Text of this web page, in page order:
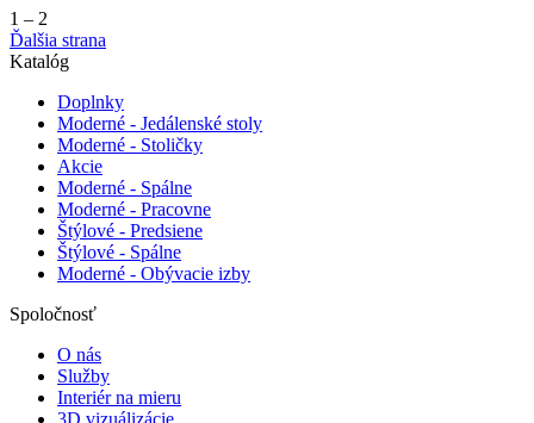
1 – 2
Ďalšia strana
Katalóg
Doplnky
Moderné - Jedálenské stoly
Moderné - Stoličky
Akcie
Moderné - Spálne
Moderné - Pracovne
Štýlové - Predsiene
Štýlové - Spálne
Moderné - Obývacie izby
Spoločnosť
O nás
Služby
Interiér na mieru